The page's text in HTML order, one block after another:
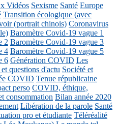
Vidéos Sexisme Santé Europe
Transition écologique (avec
(portrait chinois) Coronavirus
Baromètre Covid-19 vague 1
2 Baromètre Covid-19 vague 3
4 Baromètre Covid-19 vague 5
6 Génération COVID Les
questions d'actu Société et
COVID Tenue républicaine
perso COVID, éthique,
consommation Bilan année 2020
Libération de la parole Santé
pro et étudiante Téléréalité